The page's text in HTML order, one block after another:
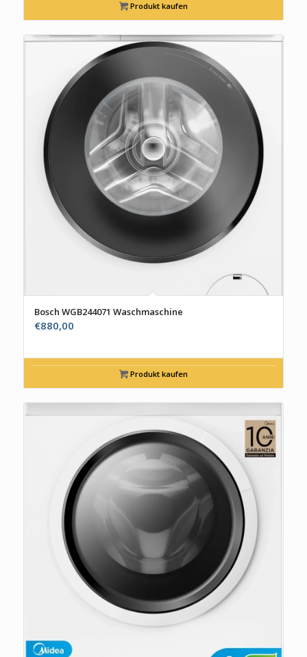
Produkt kaufen
Bosch WGB244071 Waschmaschine
€880,00
Produkt kaufen